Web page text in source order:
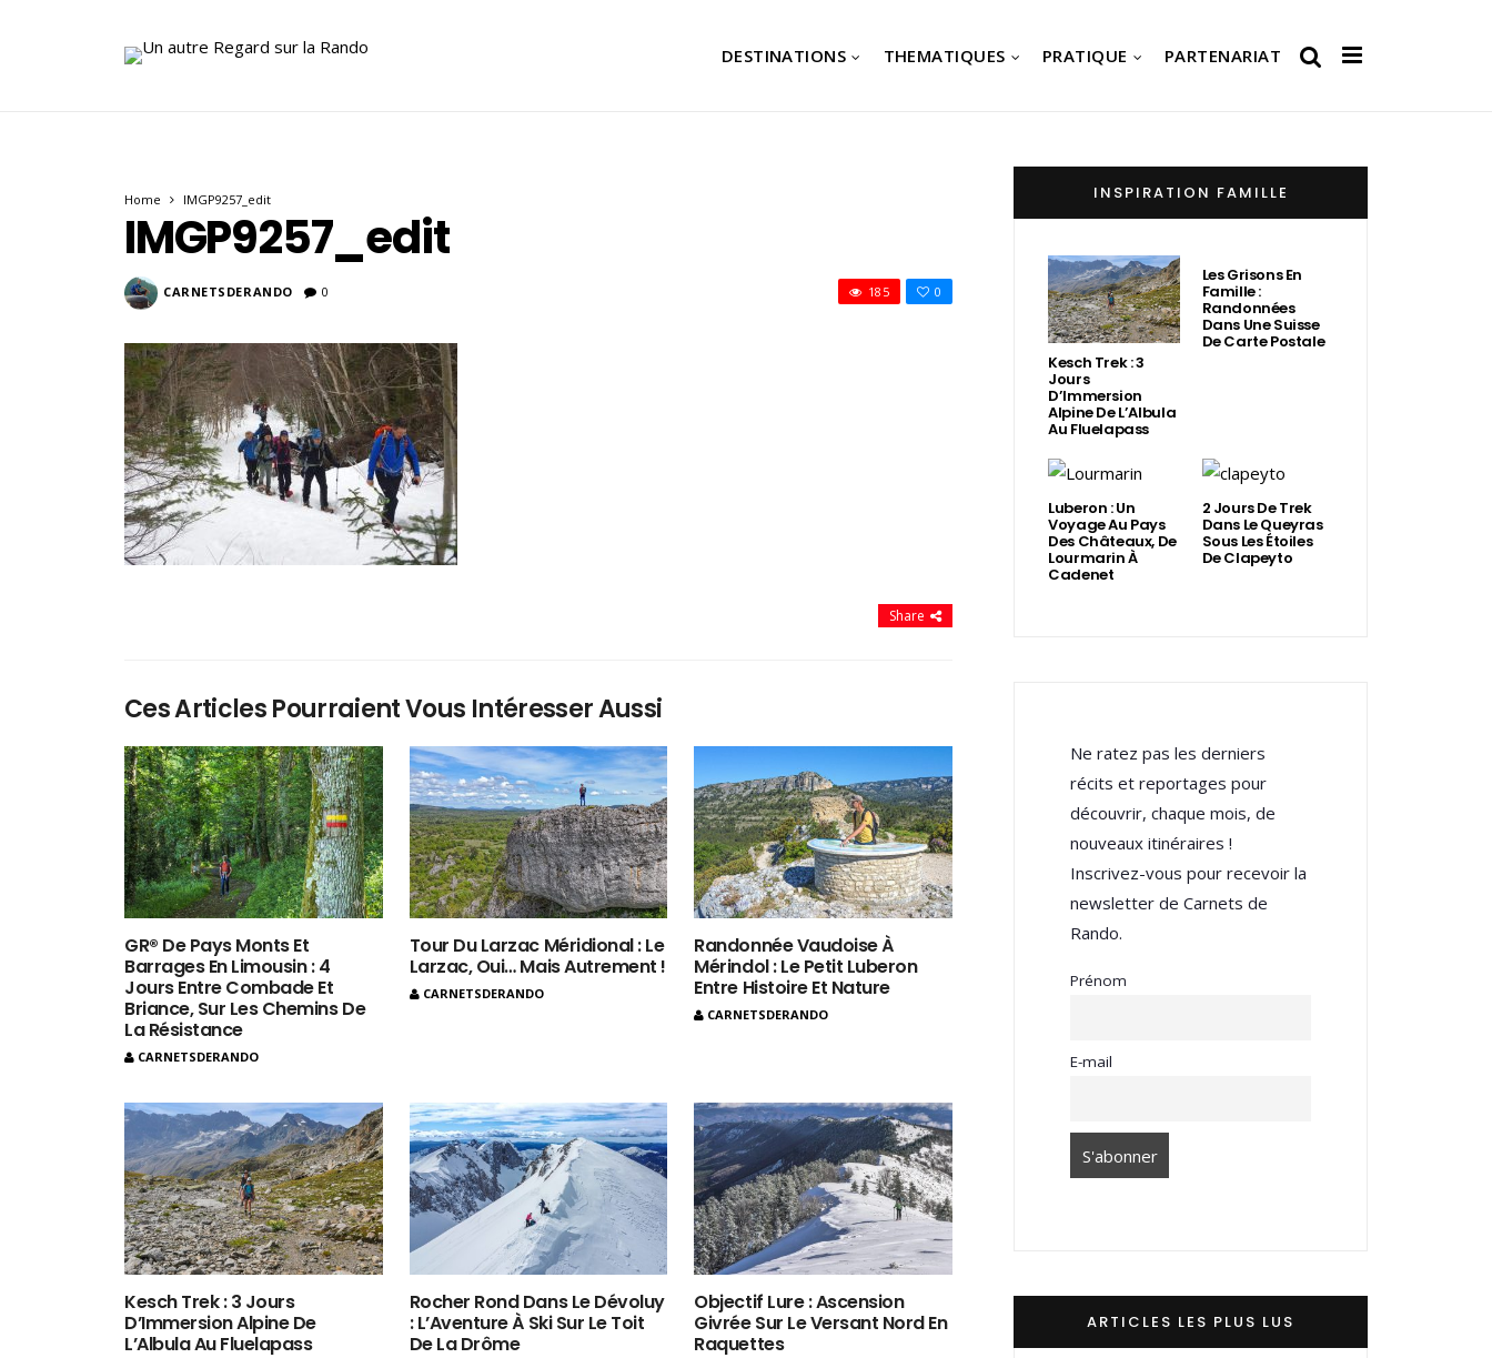
DESTINATIONS THEMATIQUES PRATIQUE PARTENARIAT
Home IMGP9257_edit
IMGP9257_edit
CARNETSDERANDO 0 0
185
Share
Ces Articles Pourraient Vous Intéresser Aussi
GR® De Pays Monts Et
Barrages En Limousin : 4
Jours Entre Combade Et
Briance, Sur Les Chemins De
La Résistance
CARNETSDERANDO
Tour Du Larzac Méridional : Le
Larzac, Oui… Mais Autrement !
CARNETSDERANDO
Randonnée Vaudoise À
Mérindol : Le Petit Luberon
Entre Histoire Et Nature
CARNETSDERANDO
Kesch Trek : 3 Jours
D’Immersion Alpine De
L’Albula Au Fluelapass
Rocher Rond Dans Le Dévoluy
: L’Aventure À Ski Sur Le Toit
De La Drôme
Objectif Lure : Ascension
Givrée Sur Le Versant Nord En
Raquettes
INSPIRATION FAMILLE
Kesch Trek : 3
Jours
D’Immersion
Alpine De L’Albula
Au Fluelapass
Les Grisons En
Famille :
Randonnées
Dans Une Suisse
De Carte Postale
Luberon : Un
Voyage Au Pays
Des Châteaux, De
Lourmarin À
Cadenet
2 Jours De Trek
Dans Le Queyras
Sous Les Étoiles
De Clapeyto
Ne ratez pas les derniers
récits et reportages pour
découvrir, chaque mois, de
nouveaux itinéraires !
Inscrivez-vous pour recevoir la
newsletter de Carnets de
Rando.
Prénom
E-mail
ARTICLES LES PLUS LUS